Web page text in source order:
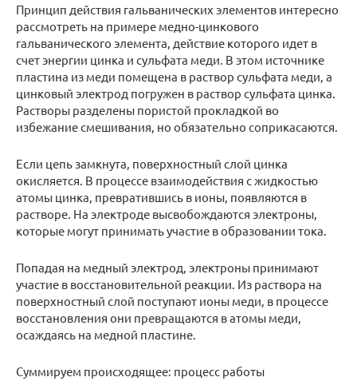
Принцип действия гальванических элементов интересно
рассмотреть на примере медно-цинкового
гальванического элемента, действие которого идет в
счет энергии цинка и сульфата меди. В этом источнике
пластина из меди помещена в раствор сульфата меди, а
цинковый электрод погружен в раствор сульфата цинка.
Растворы разделены пористой прокладкой во
избежание смешивания, но обязательно соприкасаются.
Если цепь замкнута, поверхностный слой цинка
окисляется. В процессе взаимодействия с жидкостью
атомы цинка, превратившись в ионы, появляются в
растворе. На электроде высвобождаются электроны,
которые могут принимать участие в образовании тока.
Попадая на медный электрод, электроны принимают
участие в восстановительной реакции. Из раствора на
поверхностный слой поступают ионы меди, в процессе
восстановления они превращаются в атомы меди,
осаждаясь на медной пластине.
Суммируем происходящее: процесс работы